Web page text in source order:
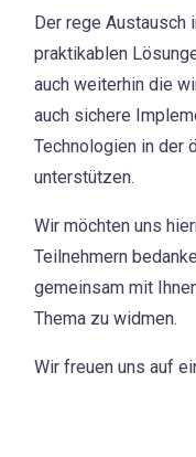
Der rege Austausch
praktikablen
auch weiterhin die
auch sichere
Technologien in der
unterstützen.
Wir möchten uns
Teilnehmern
gemeinsam mit
Thema zu widmen.
Wir freuen uns auf